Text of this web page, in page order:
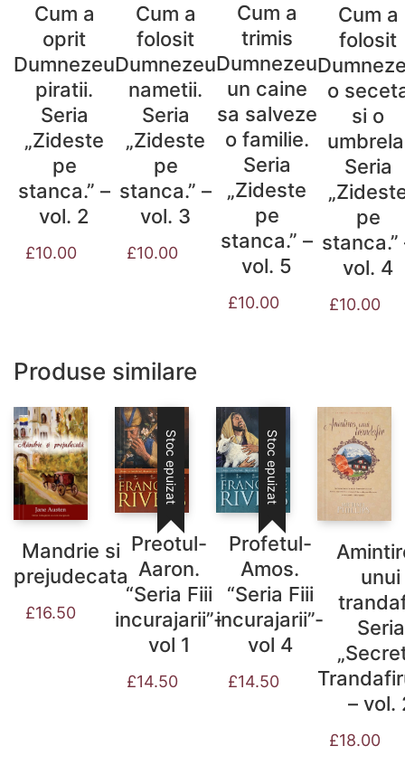
Cum a
oprit
Dumnezeu
piratii.
Seria
„Zideste
pe
stanca.” –
vol. 2
£10.00
Cum a
folosit
Dumnezeu
nametii.
Seria
„Zideste
pe
stanca.” –
vol. 3
£10.00
Cum a
trimis
Dumnezeu
un caine
sa salveze
o familie.
Seria
„Zideste
pe
stanca.” –
vol. 5
£10.00
Cum a
folosit
o
si o
Seria
pe
stanca.”
vol. 4
£10.00
Produse similare
Mandrie si
prejudecata
£16.50
Stoc epuizat
Preotul-
Aaron.
“Seria Fiii
incurajarii”-
vol 1
£14.50
Stoc epuizat
Profetul-
Amos.
“Seria Fiii
incurajarii”-
vol 4
£14.50
unui
Seria
– vol.
£18.00